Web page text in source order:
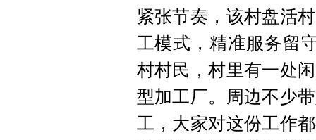
紧张节奏，该村盘活
工模式，精准服务留
村村民，村里有一处
型加工厂。周边不少
工，大家对这份工作